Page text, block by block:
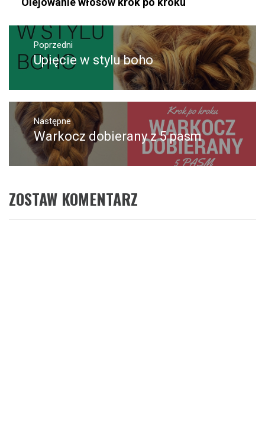
Nawigacja
wpisuPoprzedni
Poprzedni
wpis:
Upięcie w stylu boho
Następne
Następny
post:
Warkocz dobierany z 5 pasm
ZOSTAW KOMENTARZ